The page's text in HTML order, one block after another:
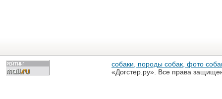
собаки, породы собак, фото
«Догстер.ру». Все права